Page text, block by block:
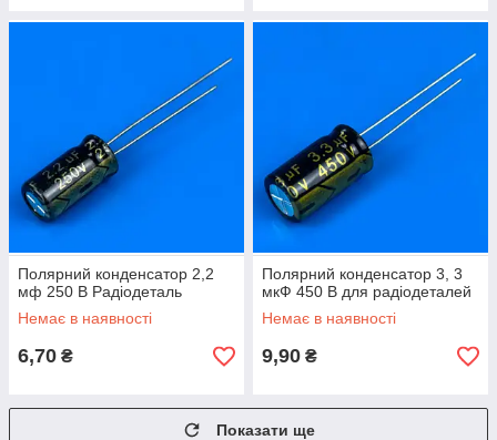
Полярний конденсатор 2,2
мф 250 В Радіодеталь
Немає в наявності
6,70 ₴
Полярний конденсатор 3, 3
мкФ 450 В для радіодеталей
Немає в наявності
9,90 ₴
Показати ще